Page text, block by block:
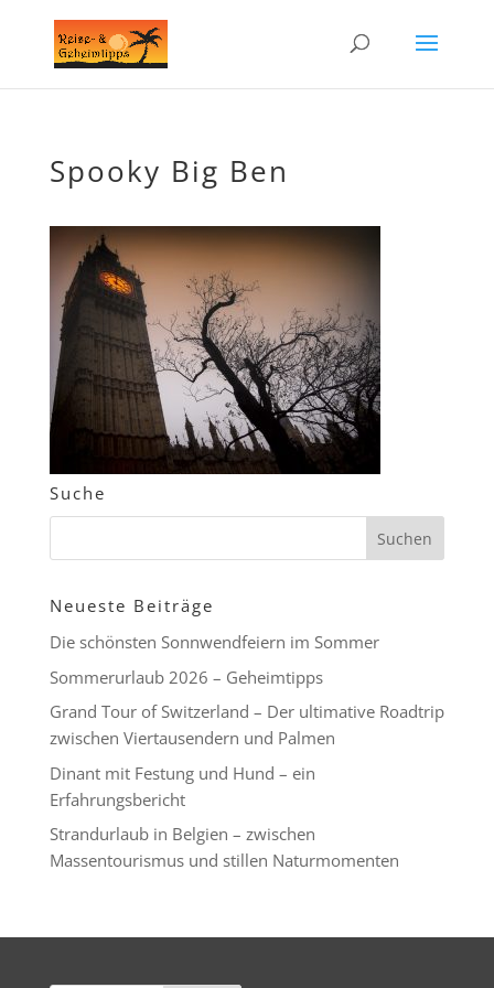
Spooky Big Ben
Suche
Neueste Beiträge
Die schönsten Sonnwendfeiern im Sommer
Sommerurlaub 2026 – Geheimtipps
Grand Tour of Switzerland – Der ultimative Roadtrip
zwischen Viertausendern und Palmen
Dinant mit Festung und Hund – ein
Erfahrungsbericht
Strandurlaub in Belgien – zwischen
Massentourismus und stillen Naturmomenten